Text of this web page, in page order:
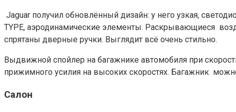
Jaguar получил обновлённый дизайн: у него узкая,
TYPE, аэродинамические элементы. Раскрывающиеся
спрятаны дверные ручки. Выглядит всё очень стильно.
Выдвижной спойлер на багажнике автомобиля при
прижимного усилия на высоких скоростях. Багажник можно
Салон